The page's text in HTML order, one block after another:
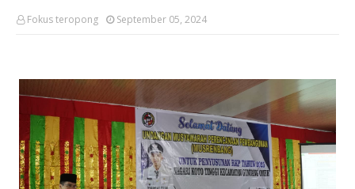
Fokus teropong September 05, 2024